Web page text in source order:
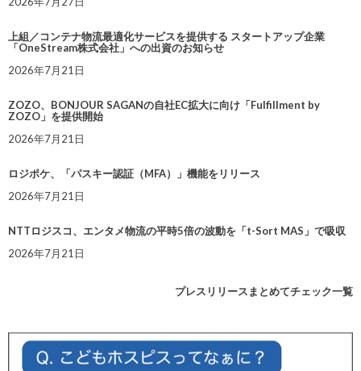
上組／コンテナ物流最適化サービスを提供する スタートアップ企業
「OneStream株式会社」への出資のお知らせ
2026年7月21日
ZOZO、BONJOUR SAGANの自社EC拡大に向け「Fulfillment by
ZOZO」を提供開始
2026年7月21日
ロジポケ、「パスキー認証（MFA）」機能をリリース
2026年7月21日
NTTロジスコ、エンタメ物流の平時5倍の波動を「t-Sort MAS」で吸収
2026年7月21日
プレスリリースまとめてチェック一覧